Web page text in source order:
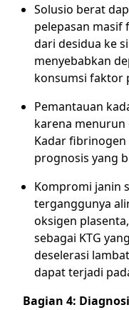
Solusio berat
pelepasan
dari desidua ke
menyebabkan
konsumsi faktor
Pemantauan
karena menurun
Kadar
prognosis yang
Kompromi janin
terganggunya
oksigen
sebagai KTG
deselerasi
dapat terjadi
Bagian 4: